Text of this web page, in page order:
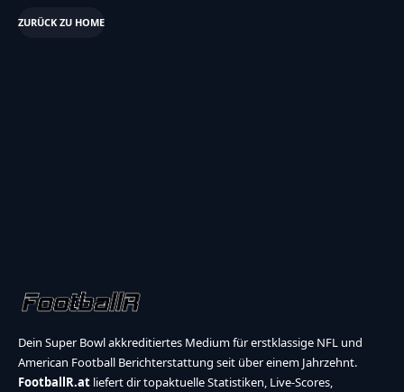
ZURÜCK ZU HOME
Dein Super Bowl akkreditiertes Medium für erstklassige NFL und
American Football Berichterstattung seit über einem Jahrzehnt.
FootballR.at liefert dir topaktuelle Statistiken, Live-Scores,